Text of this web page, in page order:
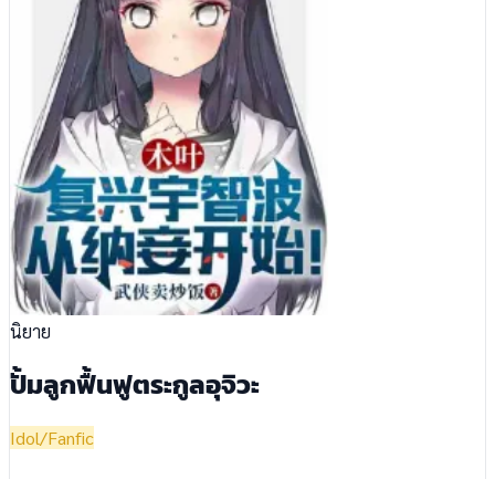
นิยาย
ปั้มลูกฟื้นฟูตระกูลอุจิวะ
Idol/Fanfic